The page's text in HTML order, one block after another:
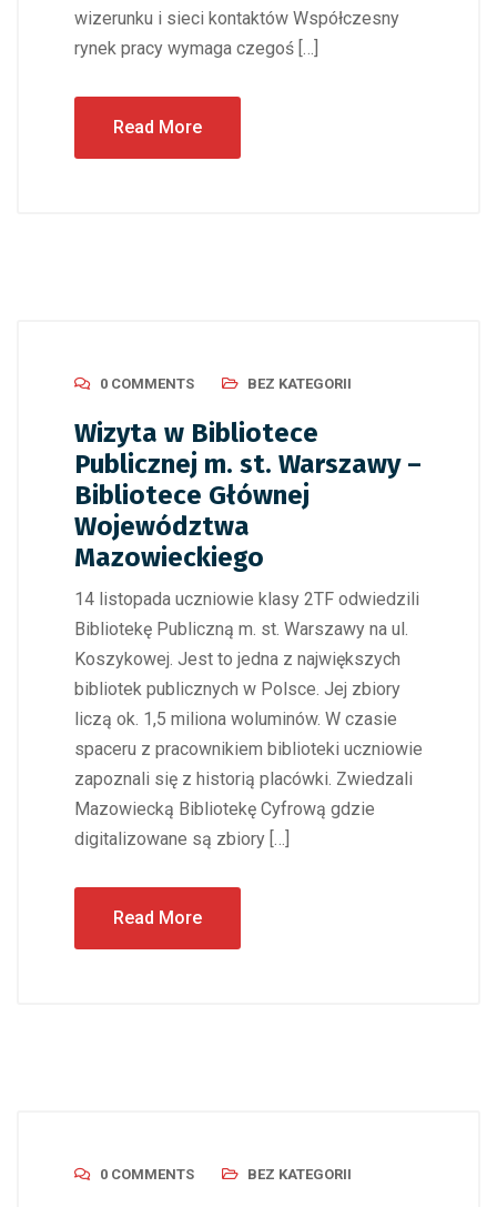
wizerunku i sieci kontaktów Współczesny
rynek pracy wymaga czegoś […]
Read More
0 COMMENTS BEZ KATEGORII
Wizyta w Bibliotece
Publicznej m. st. Warszawy –
Bibliotece Głównej
Województwa
Mazowieckiego
14 listopada uczniowie klasy 2TF odwiedzili
Bibliotekę Publiczną m. st. Warszawy na ul.
Koszykowej. Jest to jedna z największych
bibliotek publicznych w Polsce. Jej zbiory
liczą ok. 1,5 miliona woluminów. W czasie
spaceru z pracownikiem biblioteki uczniowie
zapoznali się z historią placówki. Zwiedzali
Mazowiecką Bibliotekę Cyfrową gdzie
digitalizowane są zbiory […]
Read More
0 COMMENTS BEZ KATEGORII